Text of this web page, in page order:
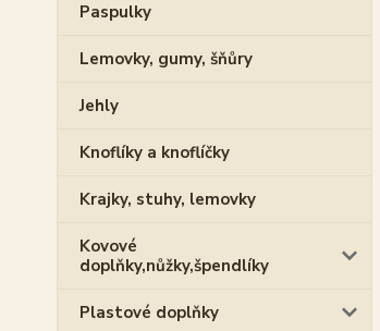
Paspulky
Lemovky, gumy, šňůry
Jehly
Knoflíky a knoflíčky
Krajky, stuhy, lemovky
Kovové
doplňky,nůžky,špendlíky
Plastové doplňky